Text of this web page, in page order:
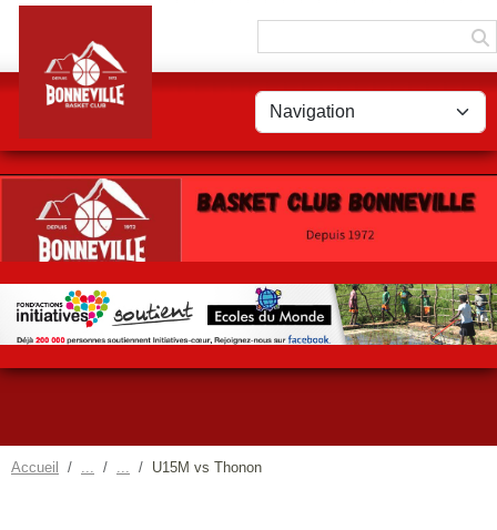
Accueil U15M vs Thonon